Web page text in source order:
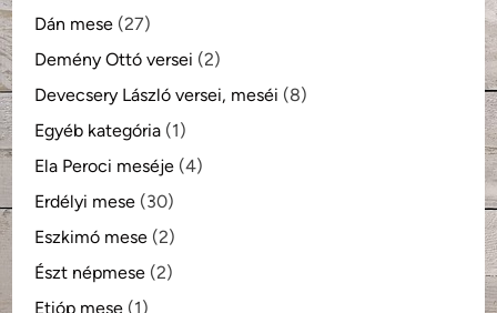
Dán mese (27)
Demény Ottó versei (2)
Devecsery László versei, meséi (8)
Egyéb kategória (1)
Ela Peroci meséje (4)
Erdélyi mese (30)
Eszkimó mese (2)
Észt népmese (2)
Etióp mese (1)